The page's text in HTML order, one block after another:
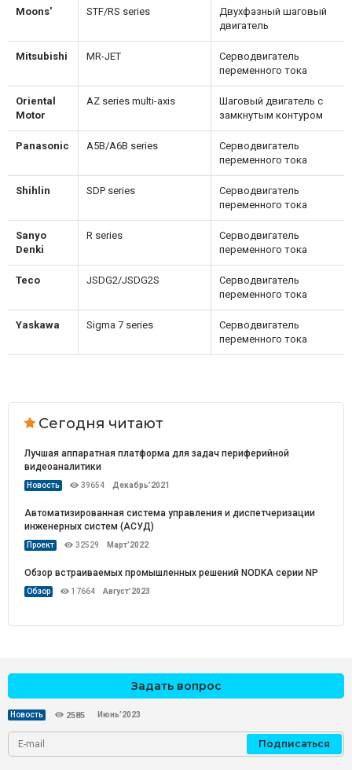
Moons' STF/RS series
Двухфазный шаговый
двигатель
Mitsubishi MR-JET
Серводвигатель
переменного тока
Oriental
Motor
AZ series multi-axis
Шаговый двигатель с
замкнутым контуром
Panasonic A5B/A6B series
Серводвигатель
переменного тока
Shihlin SDP series
Серводвигатель
переменного тока
Sanyo
Denki
R series
Серводвигатель
переменного тока
Teco JSDG2/JSDG2S
Серводвигатель
переменного тока
Yaskawa Sigma 7 series
Серводвигатель
переменного тока
Сегодня читают
Лучшая аппаратная платформа для задач периферийной
видеоаналитики
Новость 39654 Декабрь’2021
Автоматизированная система управления и диспетчеризации
инженерных систем (АСУД)
Проект 32529 Март’2022
Обзор встраиваемых промышленных решений NODKA серии NP
Обзор 17664 Август’2023
Задать вопрос
Новость 2585 Июнь’2023
Подписаться